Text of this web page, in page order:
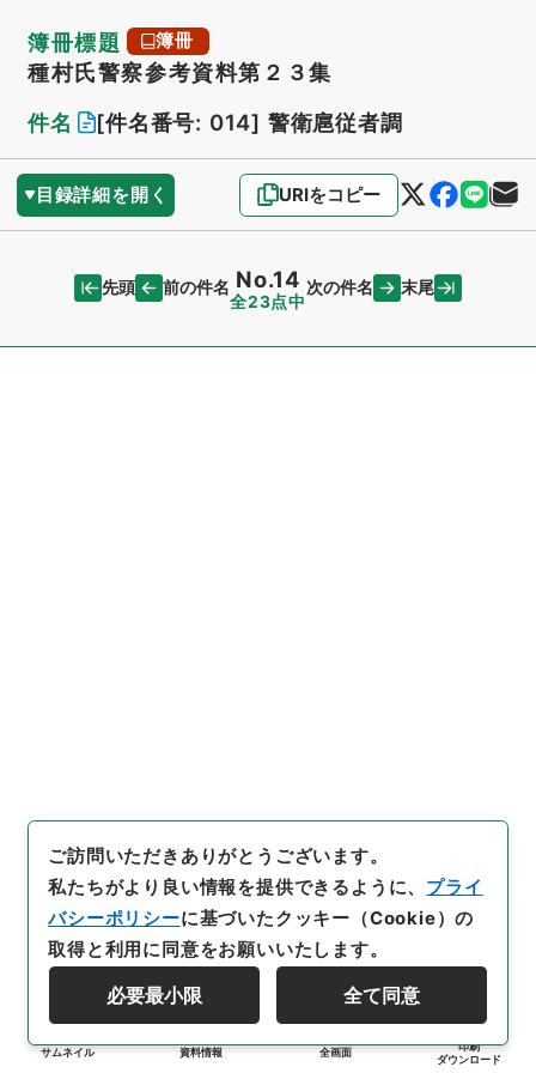
簿冊標題 簿冊
種村氏警察参考資料第２３集
件名
[件名番号: 014] 警衛扈従者調
目録詳細を開く URIをコピー
先頭 前の件名 No.14
全23点中
次の件名 末尾
サムネイル 資料情報 全画面
印刷
ダウンロード
ご訪問いただきありがとうございます。
私たちがより良い情報を提供できるように、 プライ
バシーポリシーに基づいたクッキー（Cookie）の
取得と利用に同意をお願いいたします。
必要最小限 全て同意